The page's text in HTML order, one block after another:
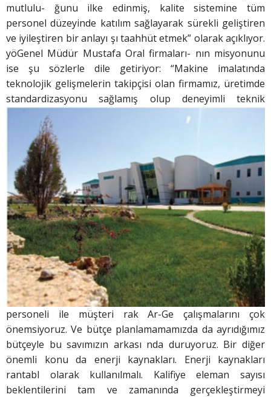
mutlulu- ğunu ilke edinmiş, kalite sistemine tüm
personel düzeyinde katılım sağlayarak sürekli geliştiren
ve iyileştiren bir anlayı şı taahhüt etmek” olarak açıklıyor.
yöGenel Müdür Mustafa Oral firmaları- nın misyonunu
ise şu sözlerle dile getiriyor: “Makine imalatında
teknolojik gelişmelerin takipçisi olan firmamız, üretimde
standardizasyonu sağlamış olup deneyimli teknik
personeli ile müşteri rak Ar-Ge çalışmalarını çok
önemsiyoruz. Ve bütçe planlamamamızda da ayrıdığımız
bütçeyle bu savımızın arkası nda duruyoruz. Bir diğer
önemli konu da enerji kaynakları. Enerji kaynakları
rantabl olarak kullanılmalı. Kalifiye eleman sayısı
beklentilerini tam ve zamanında gerçekleştirmeyi